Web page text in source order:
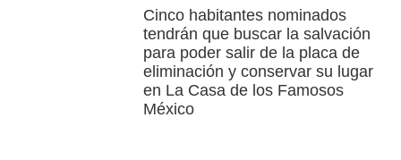
Cinco habitantes nominados
tendrán que buscar la salvación
para poder salir de la placa de
eliminación y conservar su lugar
en La Casa de los Famosos
México